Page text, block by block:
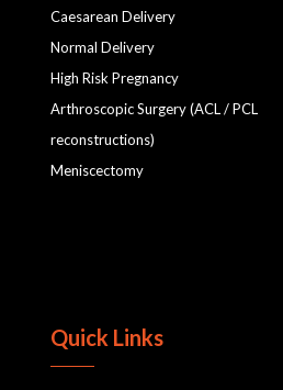
Caesarean Delivery
Normal Delivery
High Risk Pregnancy
Arthroscopic Surgery (ACL / PCL
reconstructions)
Meniscectomy
Quick Links